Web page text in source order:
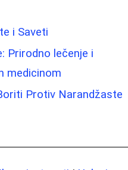
i Saveti
Prirodno lečenje i
medicinom
Protiv Narandžaste